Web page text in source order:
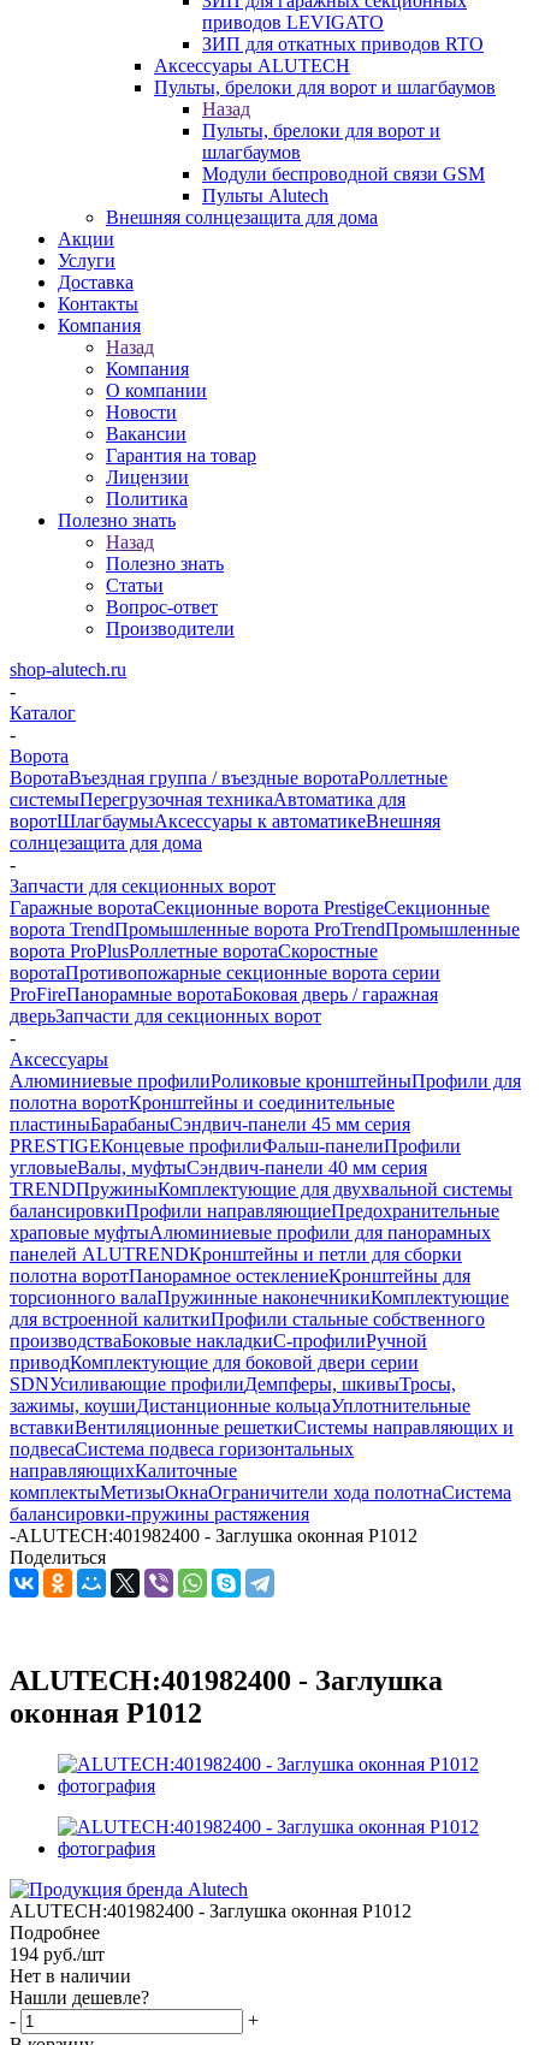
приводов LEVIGATO
ЗИП для откатных приводов RTO
Аксессуары ALUTECH
Пульты, брелоки для ворот и шлагбаумов
Назад
Пульты, брелоки для ворот и
шлагбаумов
Модули беспроводной связи GSM
Пульты Alutech
Внешняя солнцезащита для дома
Акции
Услуги
Доставка
Контакты
Компания
Назад
Компания
О компании
Новости
Вакансии
Гарантия на товар
Лицензии
Политика
Полезно знать
Назад
Полезно знать
Статьи
Вопрос-ответ
Производители
shop-alutech.ru
-
Каталог
-
Ворота
ВоротаВъездная группа / въездные воротаРоллетные
системыПерегрузочная техникаАвтоматика для
воротШлагбаумыАксессуары к автоматикеВнешняя
солнцезащита для дома
-
Запчасти для секционных ворот
Гаражные воротаСекционные ворота PrestigeСекционные
ворота TrendПромышленные ворота ProTrendПромышленные
ворота ProPlusРоллетные воротаСкоростные
воротаПротивопожарные секционные ворота серии
ProFireПанорамные воротаБоковая дверь / гаражная
дверьЗапчасти для секционных ворот
-
Аксессуары
Алюминиевые профилиРоликовые кронштейныПрофили для
полотна воротКронштейны и соединительные
пластиныБарабаныСэндвич-панели 45 мм серия
PRESTIGEКонцевые профилиФальш-панелиПрофили
угловыеВалы, муфтыСэндвич-панели 40 мм серия
TRENDПружиныКомплектующие для двухвальной системы
балансировкиПрофили направляющиеПредохранительные
храповые муфтыАлюминиевые профили для панорамных
панелей ALUTRENDКронштейны и петли для сборки
полотна воротПанорамное остеклениеКронштейны для
торсионного валаПружинные наконечникиКомплектующие
для встроенной калиткиПрофили стальные собственного
производстваБоковые накладкиС-профилиРучной
приводКомплектующие для боковой двери серии
SDNУсиливающие профилиДемпферы, шкивыТросы,
зажимы, коушиДистанционные кольцаУплотнительные
вставкиВентиляционные решеткиСистемы направляющих и
подвесаСистема подвеса горизонтальных
направляющихКалиточные
комплектыМетизыОкнаОграничители хода полотнаСистема
балансировки-пружины растяжения
-ALUTECH:401982400 - Заглушка оконная P1012
Поделиться
ALUTECH:401982400 - Заглушка
оконная P1012
ALUTECH:401982400 - Заглушка оконная P1012
Подробнее
194 руб./шт
Нет в наличии
Нашли дешевле?
-
+